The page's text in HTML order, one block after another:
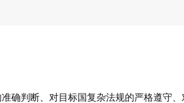
确判断、对目标国复杂法规的严格遵守